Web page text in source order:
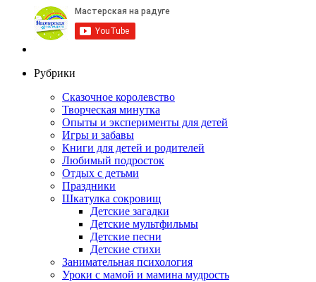
Рубрики
Сказочное королевство
Творческая минутка
Опыты и эксперименты для детей
Игры и забавы
Книги для детей и родителей
Любимый подросток
Отдых с детьми
Праздники
Шкатулка сокровищ
Детские загадки
Детские мультфильмы
Детские песни
Детские стихи
Занимательная психология
Уроки с мамой и мамина мудрость